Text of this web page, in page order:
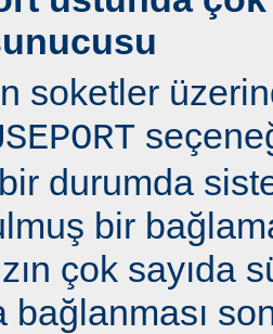
soketler
durumda
bir
çok sayıda
bağlanması